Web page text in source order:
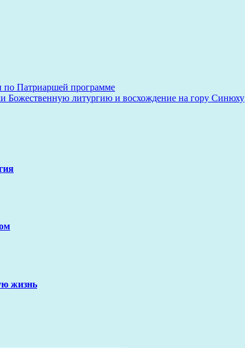
по Патриаршей программе
Божественную литургию и восхождение на гору Синюху
жизнь